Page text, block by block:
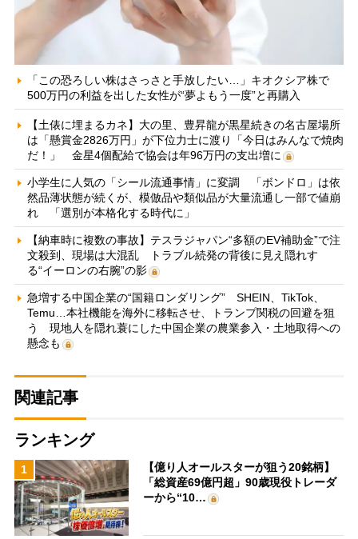
「この恐ろしい株はさっさと手放したい…」キオクシア株で
500万円の利益を出した女性が“夢よもう一度”と再購入
【土俵に埋まるカネ】大の里、豊昇龍が黒星続きの名古屋場所
は「懸賞金2826万円」が下位力士に渡り「今日はみんなで焼肉
だ！」 金星4個配給で協会は年96万円の支出増に
小学生に人気の「シール流通事情」に変調 「ボンドロ」は依
然品薄状態が続くが、模倣品や類似品が大量流通し一部で値崩
れ 「選別が本格化する時代に」
【納車時に複数の事故】テスラジャパン“多額のEV補助金”で注
文殺到、現場は大混乱 トラブル続発の背後に見え隠れす
る“イーロンの右腕”の影
急増する中国企業の“国籍ロンダリング” SHEIN、TikTok、
Temu…本社機能を海外に移転させ、トランプ関税の回避を狙
う 現地人を隠れ蓑にした中国企業の農業参入・土地取得への
懸念も
関連記事
ランキング
1
【億り人オールスターが狙う20銘柄】
「総資産69億円超」90歳現役トレーダ
ーから“10…